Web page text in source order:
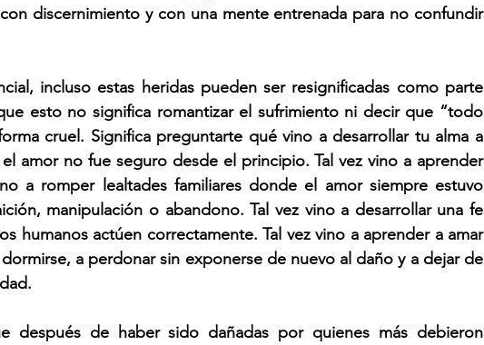
discernimiento y con una mente entrenada para no confundir
incluso estas heridas pueden ser resignificadas como parte
esto no significa romantizar el sufrimiento ni decir que “todo
cruel. Significa preguntarte qué vino a desarrollar tu alma a
amor no fue seguro desde el principio. Tal vez vino a aprender
a romper lealtades familiares donde el amor siempre estuvo
manipulación o abandono. Tal vez vino a desarrollar una fe
humanos actúen correctamente. Tal vez vino a aprender a amar
a perdonar sin exponerse de nuevo al daño y a dejar de
después de haber sido dañadas por quienes más debieron